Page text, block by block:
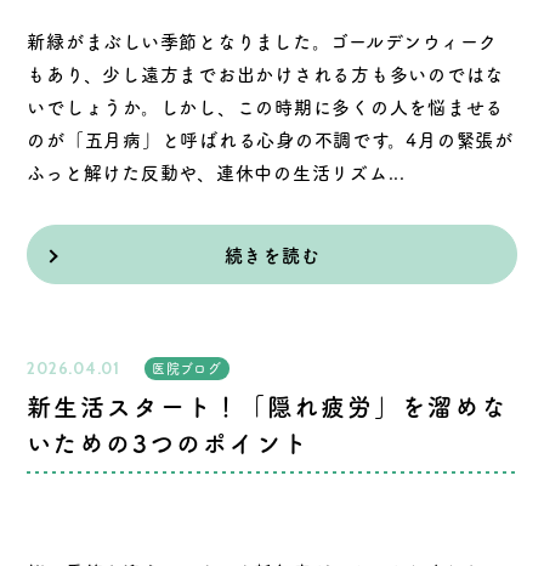
新緑がまぶしい季節となりました。ゴールデンウィーク
もあり、少し遠方までお出かけされる方も多いのではな
いでしょうか。しかし、この時期に多くの人を悩ませる
のが「五月病」と呼ばれる心身の不調です。4月の緊張が
ふっと解けた反動や、連休中の生活リズム...
続きを読む
2026.04.01 医院ブログ
新生活スタート！「隠れ疲労」を溜めな
いための3つのポイント